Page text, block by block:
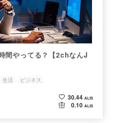
間やってる？【2chなんJ
生活 ビジネス
30.44 ALIS
0.10 ALIS